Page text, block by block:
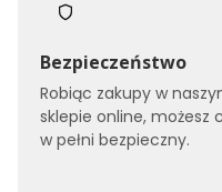
Bezpieczeństwo
Robiąc zakupy w
sklepie online, możesz
w pełni bezpieczny.